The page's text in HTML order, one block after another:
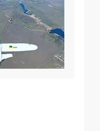
Мирошник: Европа
не позволит
урегулировать
конфликт на
Украине